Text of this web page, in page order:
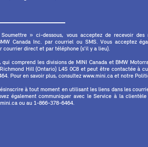
» ci-dessous, vous acceptez de recevoir des
Canada Inc. par courriel ou SMS. Vous acceptez
courrier direct et par téléphone (s'il y a lieu).
qui comprend les divisions de MINI Canada et BMW
Hill (Ontario) L4S 0C8 et peut être contactée à
Pour en savoir plus, consultez www.mini.ca et notre
à tout moment en utilisant les liens dans les
également communiquer avec le Service à la
ou au 1-866-378-6464.